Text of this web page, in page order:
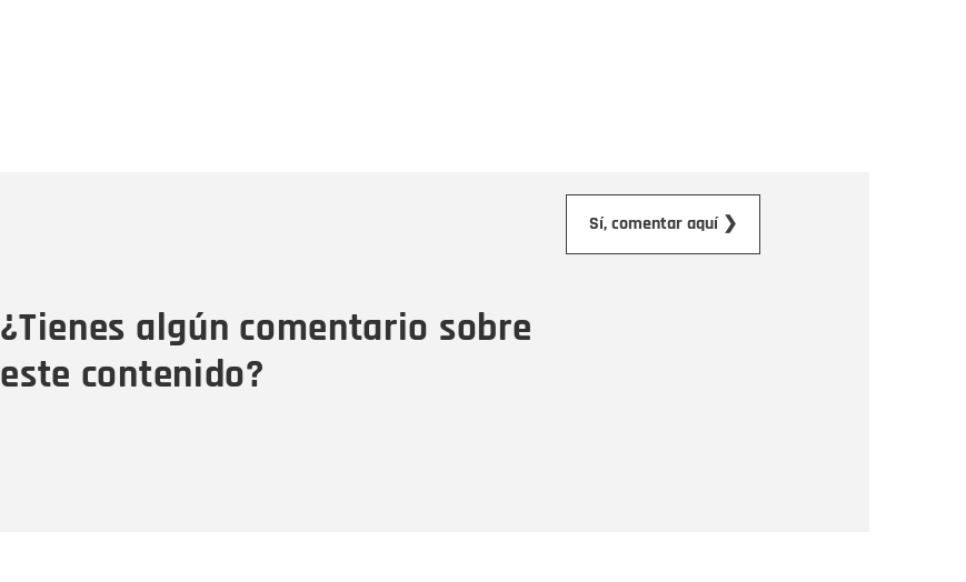
¿Tienes algún comentario sobre
este contenido?
Sí, comentar aquí ❯